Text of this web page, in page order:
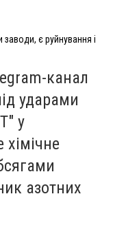
є руйнування і
канал
ударами
у
азотних